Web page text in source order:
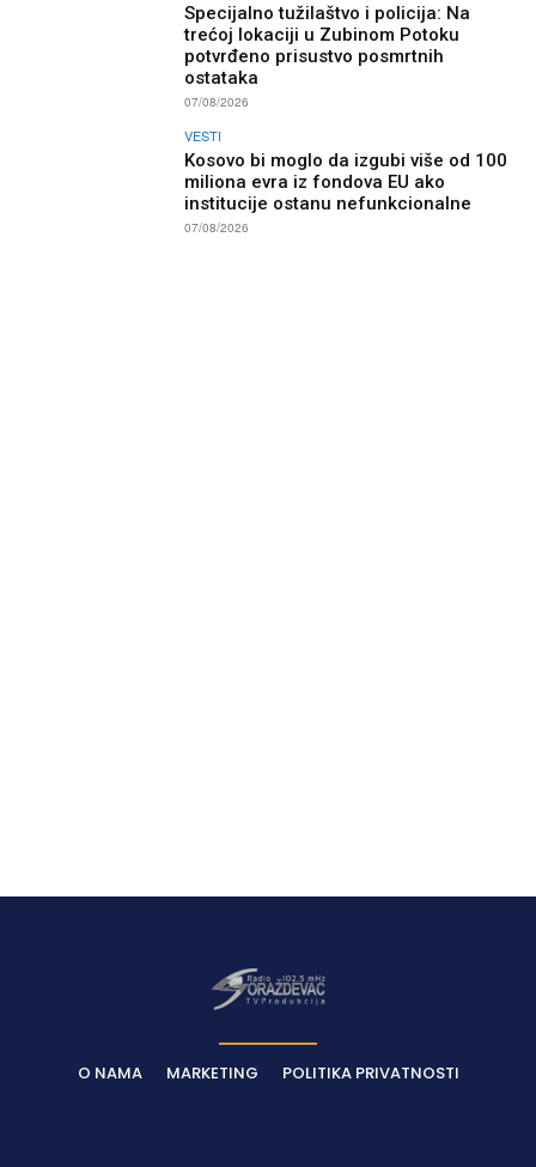
Specijalno tužilaštvo i policija: Na
trećoj lokaciji u Zubinom Potoku
potvrđeno prisustvo posmrtnih
ostataka
07/08/2026
VESTI
Kosovo bi moglo da izgubi više od 100
miliona evra iz fondova EU ako
institucije ostanu nefunkcionalne
07/08/2026
O NAMA MARKETING POLITIKA PRIVATNOSTI